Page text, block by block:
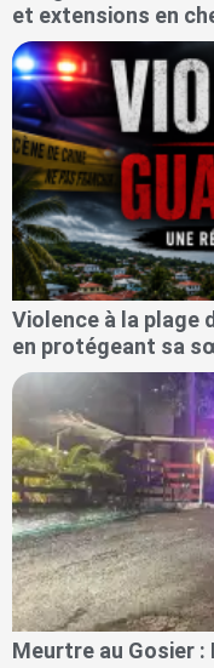
et extensions en
Violence à la plage
en protégeant sa
Meurtre au Gosier :